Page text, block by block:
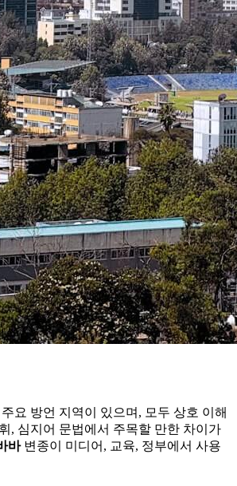
요 방언 지역이 있으며, 모두 상호 이해
, 심지어 문법에서 주목할 만한 차이가
바변종이 미디어, 교육, 정부에서 사용